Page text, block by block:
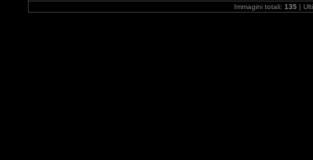
Immagini totali: 135 |